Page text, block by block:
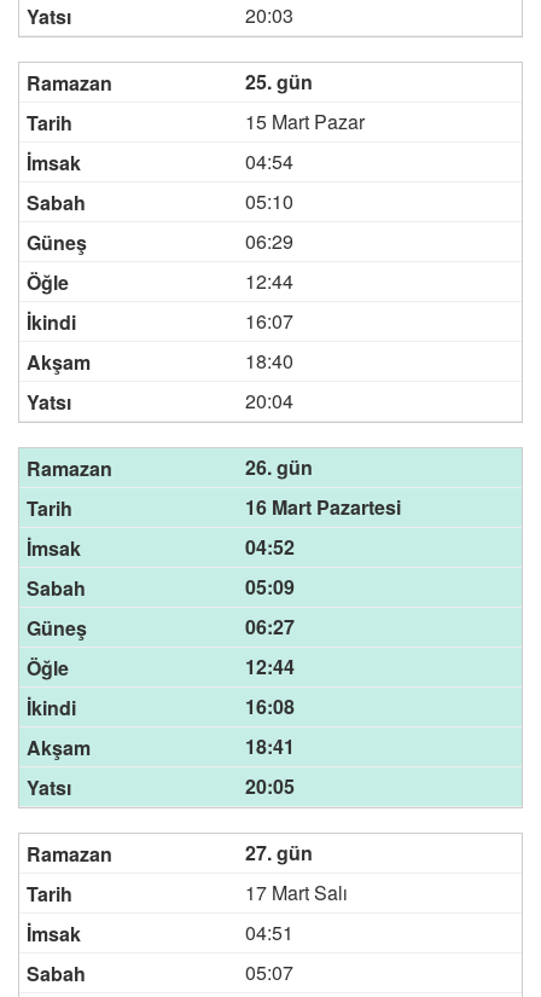
20:03
25. gün
15 Mart Pazar
04:54
05:10
06:29
12:44
16:07
18:40
20:04
26. gün
16 Mart Pazartesi
04:52
05:09
06:27
12:44
16:08
18:41
20:05
27. gün
17 Mart Salı
04:51
05:07